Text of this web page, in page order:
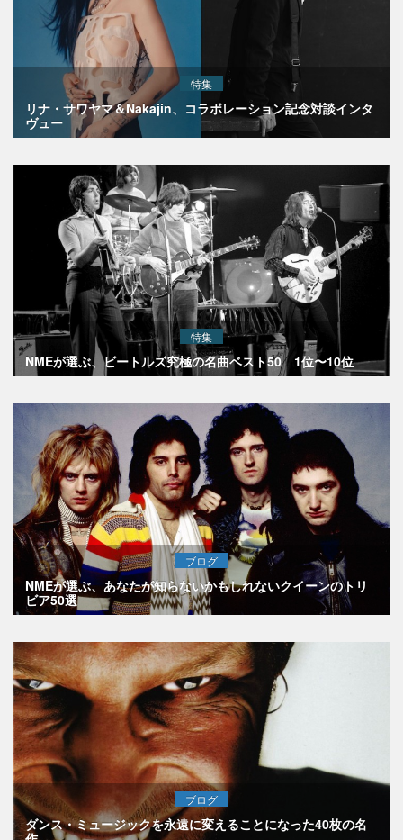
特集
リナ・サワヤマ＆Nakajin、コラボレーション記念対談インタ
ヴュー
特集
NMEが選ぶ、ビートルズ究極の名曲ベスト50 1位〜10位
ブログ
NMEが選ぶ、あなたが知らないかもしれないクイーンのトリ
ビア50選
ブログ
ダンス・ミュージックを永遠に変えることになった40枚の名